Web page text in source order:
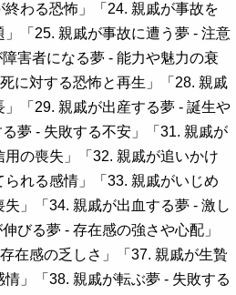
わる恐怖」「24. 親戚が事故を
「25. 親戚が事故に遭う夢 - 注意
害者になる夢 - 能力や魅力の衰
に対する恐怖と再生」「28. 親戚
「29. 親戚が出産する夢 - 誕生や
夢 - 失敗する不安」「31. 親戚が
の喪失」「32. 親戚が追いかけ
れる感情」「33. 親戚がいじめ
」「34. 親戚が出血する夢 - 激し
びる夢 - 存在感の強さや心配」
在感の乏しさ」「37. 親戚が生贄
」「38. 親戚が転ぶ夢 - 失敗する